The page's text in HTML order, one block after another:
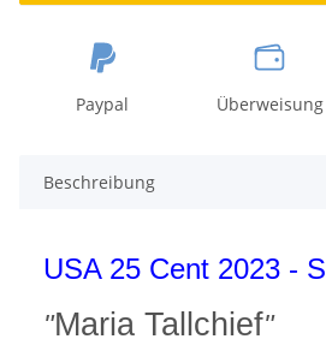
Paypal Überweisung
Beschreibung
USA 25 Cent 2023 - S
"Maria Tallchief"